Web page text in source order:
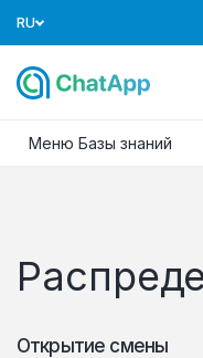
RU
Меню Базы знаний
Открытие смены